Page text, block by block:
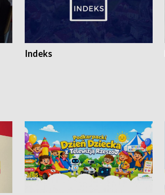
Indeks